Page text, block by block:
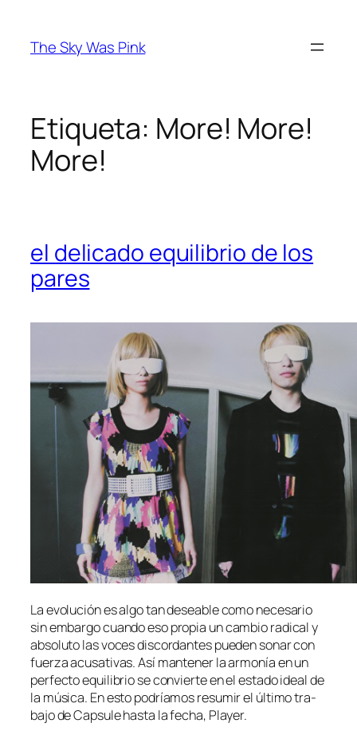
contenido
The Sky Was Pink
Etiqueta: More! More!
More!
el delicado equilibrio de los
pares
La evo­lu­ción es al­go tan de­sea­ble co­mo ne­ce­sa­rio
sin em­bar­go cuan­do eso pro­pia un cam­bio ra­di­cal y
ab­so­lu­to las vo­ces dis­cor­dan­tes pue­den so­nar con
fuer­za acu­sa­ti­vas. Así man­te­ner la ar­mo­nía en un
per­fec­to equi­li­brio se con­vier­te en el es­ta­do ideal de
la mú­si­ca. En es­to po­dría­mos re­su­mir el úl­ti­mo tra­
ba­jo de Capsule has­ta la fe­cha, Player.